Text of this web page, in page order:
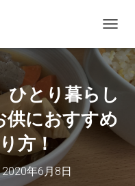
ビ
ゲ
ー
ョ
ン
を
ひとり暮らし
供におすすめ
方！
2020年6月8日